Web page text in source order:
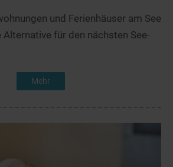
und Ferienhäuser am See
für den nächsten See-
Mehr